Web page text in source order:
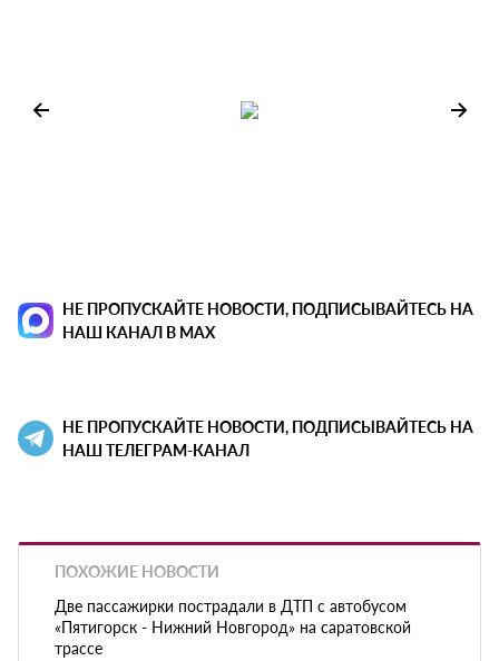
НЕ ПРОПУСКАЙТЕ НОВОСТИ, ПОДПИСЫВАЙТЕСЬ НА
НАШ КАНАЛ В MAX
НЕ ПРОПУСКАЙТЕ НОВОСТИ, ПОДПИСЫВАЙТЕСЬ НА
НАШ ТЕЛЕГРАМ-КАНАЛ
ПОХОЖИЕ НОВОСТИ
Две пассажирки пострадали в ДТП с автобусом
«Пятигорск - Нижний Новгород» на саратовской
трассе